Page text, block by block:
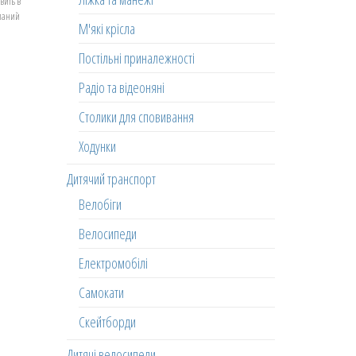
М'які крісла
Постільні приналежності
Радіо та відеоняні
Столики для сповивання
Ходунки
Дитячий транспорт
Велобіги
Велосипеди
Електромобілі
Самокати
Скейтборди